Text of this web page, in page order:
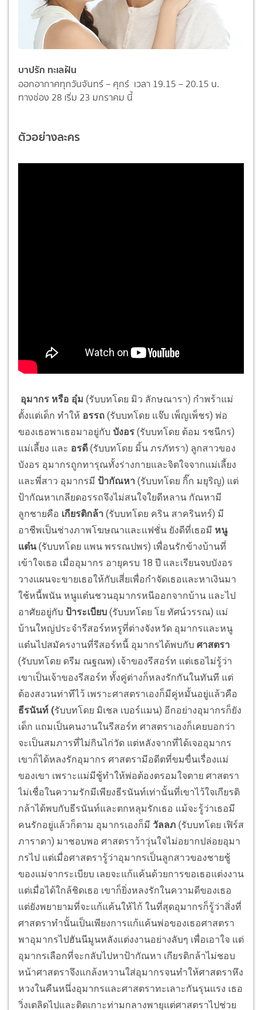
บาปรัก ทะเลฝัน
ออกอากาศทุกวันจันทร์ – ศุกร์ เวลา 19.15 – 20.15 น.
ทางช่อง 28 เริ่ม 23 มกราคม นี้
ตัวอย่างละคร
อุมากร หรือ อุ๋ม (รับบทโดย มิว ลักษณารา) กำพร้าแม่
ตั้งแต่เด็ก ทำให้ อรรถ (รับบทโดย แจ๊บ เพ็ญเพ็ชร) พ่อ
ของเธอพาเธอมาอยู่กับ บังอร (รับบทโดย ต้อม รชนีกร)
แม่เลี้ยง และ อรดี (รับบทโดย มิ้น ภรภัทรา) ลูกสาวของ
บังอร อุมากรถูกทารุณทั้งร่างกายและจิตใจจากแม่เลี้ยง
และพี่สาว อุมากรมี ป้ากัณหา (รับบทโดย กิ๊ก มยุริญ) แต่
ป้ากัณหาเกลียดอรรถจึงไม่สนใจใยดีหลาน กัณหามี
ลูกชายคือ เกียรติกล้า (รับบทโดย คริน สาครินทร์) มี
อาชีพเป็นช่างภาพโฆษณาและแฟชั่น ยังดีที่เธอมี หนู
แต๋น(รับบทโดย แพน พรรณปพร) เพื่อนรักข้างบ้านที่
เข้าใจเธอ เมื่ออุมากร อายุครบ 18 ปี และเรียนจบบังอร
วางแผนจะขายเธอให้กับเสี่ยเพื่อกำจัดเธอและหาเงินมา
ใช้หนี้พนัน หนูแต๋นชวนอุมากรหนีออกจากบ้าน และไป
อาศัยอยู่กับ ป้าระเบียบ (รับบทโดย โย ทัศน์วรรณ) แม่
บ้านใหญ่ประจำรีสอร์ทหรูที่ต่างจังหวัด อุมากรและหนู
แต๋นไปสมัครงานที่รีสอร์ทนี้ อุมากรได้พบกับ ศาสตรา
(รับบทโดย ดรีม ณฐณพ) เจ้าของรีสอร์ท แต่เธอไม่รู้ว่า
เขาเป็นเจ้าของรีสอร์ท ทั้งคู่ต่างก็หลงรักกันในทันที แต่
ต้องสงวนท่าทีไว้ เพราะศาสตราเองก็มีคู่หมั้นอยู่แล้วคือ
ธีรนันท์ (รับบทโดย มิเชล เบอร์แมน) อีกอย่างอุมากรก็ยัง
เด็ก แถมเป็นคนงานในรีสอร์ท ศาสตราเองก็เคยบอกว่า
จะเป็นสมภารที่ไม่กินไก่วัด แต่หลังจากที่ได้เจออุมากร
เขาก็ได้หลงรักอุมากร ศาสตรามีอดีตที่ขมขื่นเรื่องแม่
ของเขา เพราะแม่มีชู้ทำให้พ่อต้องตรอมใจตาย ศาสตรา
ไม่เชื่อในความรักมีเพียงธีรนันท์เท่านั้นที่เขาไว้ใจเกียรติ
กล้าได้พบกับธีรนันท์และตกหลุมรักเธอ แม้จะรู้ว่าเธอมี
คนรักอยู่แล้วก็ตาม อุมากรเองก็มี วัลลภ (รับบทโดย เฟิร์ส
ภาราดา) มาชอบพอ ศาสตราว้าวุ่นใจไม่อยากปล่อยอุมา
กรไป แต่เมื่อศาสตรารู้ว่าอุมากรเป็นลูกสาวของชายชู้
ของแม่จากระเบียบ เลยจะแก้แค้นด้วยการขอเธอแต่งงาน
แต่เมื่อได้ใกล้ชิดเธอ เขาก็ยิ่งหลงรักในความดีของเธอ
แต่ยังพยายามที่จะแก้แค้นให้ไก้ ในที่สุดอุมากรก็รู้ว่าสิ่งที่
ศาสตราทำนั้นเป็นเพียงการแก้แค้นพ่อของเธอศาสตรา
พาอุมากรไปฮันนีมูนหลังแต่งงานอย่างลับๆ เพื่อเอาใจ แต่
อุมากรเลือกที่จะกลับไปหาป้ากัณหา เกียรติกล้าไม่ชอบ
หน้าศาสตราจึงแกล้งหวานใส่อุมากรจนทำให้ศาสตราหึง
หวงในคืนหนึ่งอุมากรและศาสตราทะเลาะกันรุนแรง เธอ
วิ่งเตลิดไปและติดเกาะท่ามกลางพายุแต่ศาสตราไปช่วย